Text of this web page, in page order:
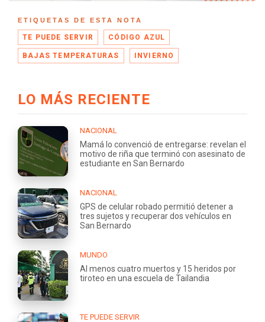
ETIQUETAS DE ESTA NOTA
TE PUEDE SERVIR CÓDIGO AZUL
BAJAS TEMPERATURAS INVIERNO
LO MÁS RECIENTE
NACIONAL
Mamá lo convenció de entregarse: revelan el
motivo de riña que terminó con asesinato de
estudiante en San Bernardo
NACIONAL
GPS de celular robado permitió detener a
tres sujetos y recuperar dos vehículos en
San Bernardo
MUNDO
Al menos cuatro muertos y 15 heridos por
tiroteo en una escuela de Tailandia
TE PUEDE SERVIR